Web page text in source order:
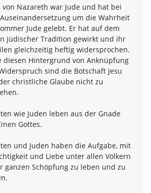
von Nazareth war Jude und hat bei
um die Wahrheit
Jude gelebt. Er hat auf dem
jüdischer Tradition gewirkt und ihr
gleichzeitig heftig widersprochen.
diesen Hintergrund von Anknüpfung
sind die Botschaft Jesu
christliche Glaube nicht zu
wie Juden leben aus der Gnade
Gottes.
und Juden haben die Aufgabe, mit
und Liebe unter allen Völkern
ganzen Schöpfung zu leben und zu